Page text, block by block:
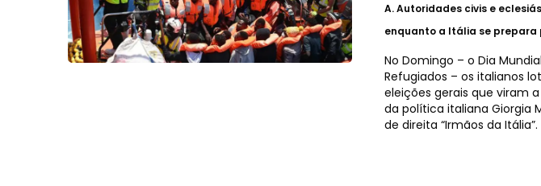
A.Autoridades civis e
enquanto a Itália se
No Domingo – o Dia
Refugiados – os italianos
eleições gerais que viram
da política italiana Giorgia
de direita “Irmãos da Itália”.